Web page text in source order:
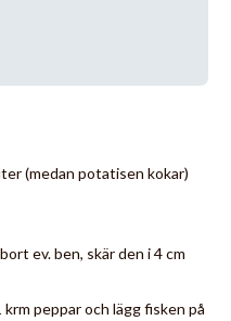
(medan potatisen kokar)
ev. ben, skär den i 4 cm
peppar och lägg fisken på